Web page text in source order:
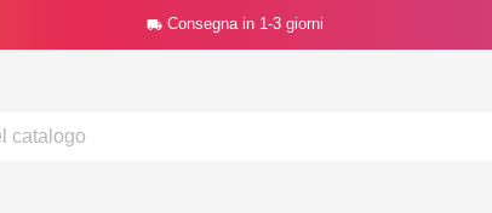
 Consegna in 1-3 giorni